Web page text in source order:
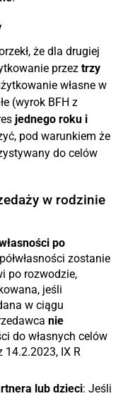
że dla drugiej
przez trzy
własne w
(wyrok BFH z
jednego roku i
pod warunkiem że
do celów
w rodzinie
po
zostanie
po rozwodzie,
jeśli
w ciągu
nie
do własnych celów
14.2.2023, IX R
lub dzieci: Jeśli